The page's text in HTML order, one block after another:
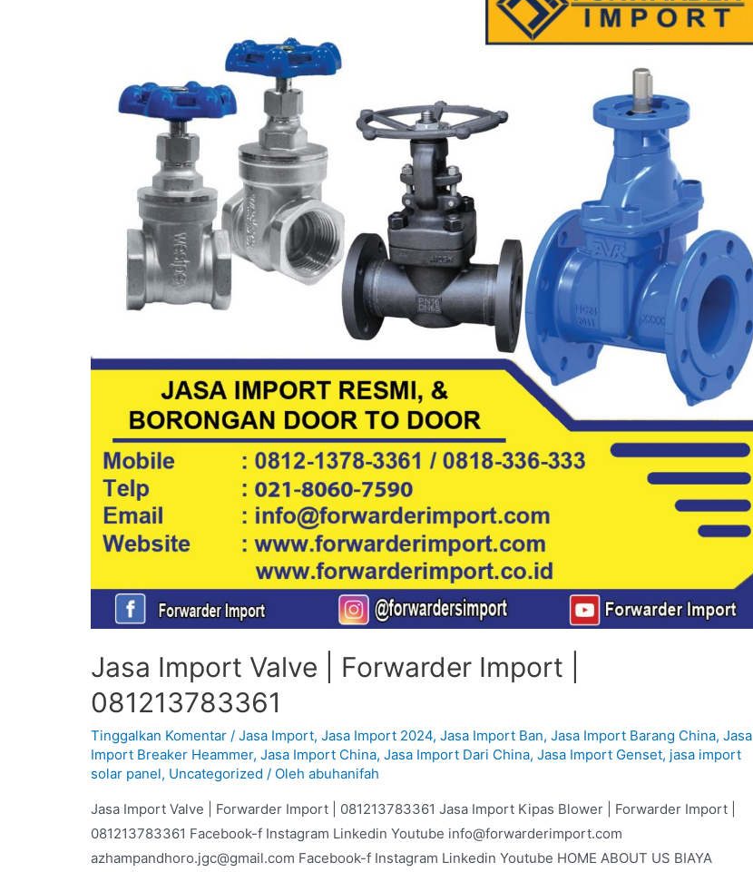
Jasa Import Valve | Forwarder Import |
081213783361
Tinggalkan Komentar /Jasa Import,Jasa Import 2024,Jasa Import Ban,Jasa Import Barang China,Jasa
Import Breaker Heammer,Jasa Import China,Jasa Import Dari China,Jasa Import Genset, jasa import
solar panel, Uncategorized / Olehabuhanifah
Jasa Import Valve | Forwarder Import | 081213783361 Jasa Import Kipas Blower | Forwarder Import |
081213783361 Facebook-f Instagram Linkedin Youtube info@forwarderimport.com
azhampandhoro.jgc@gmail.com Facebook-f Instagram Linkedin Youtube HOME ABOUT US BIAYA